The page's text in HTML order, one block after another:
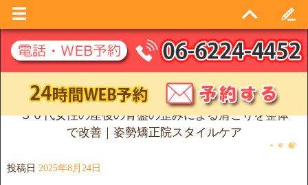
３０代女性の産後の骨盤の歪みによる肩こりを整体
で改善｜姿勢矯正院スタイルケア
投稿日 2025年8月24日